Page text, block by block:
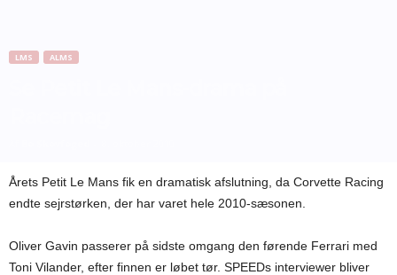
LMS ALMS
Årets Petit Le Mans fik en dramatisk afslutning, da Corvette Racing
endte sejrstørken, der har varet hele 2010-sæsonen.
Oliver Gavin passerer på sidste omgang den førende Ferrari med
Toni Vilander, efter finnen er løbet tør. SPEEDs interviewer bliver